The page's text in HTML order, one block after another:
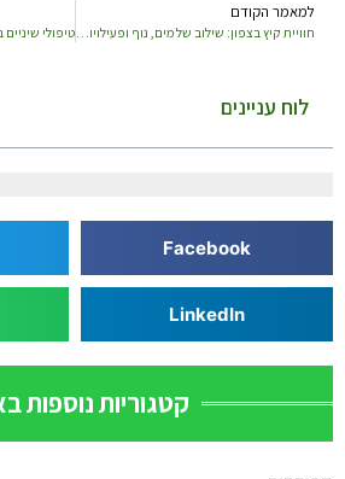
למאמר הקודם
חוויית קיץ בצפון: שילוב של מים, נוף ופעילויות לכל המשפחה
לוח עניינים
Facebook
LinkedIn
קטגוריות נוספות